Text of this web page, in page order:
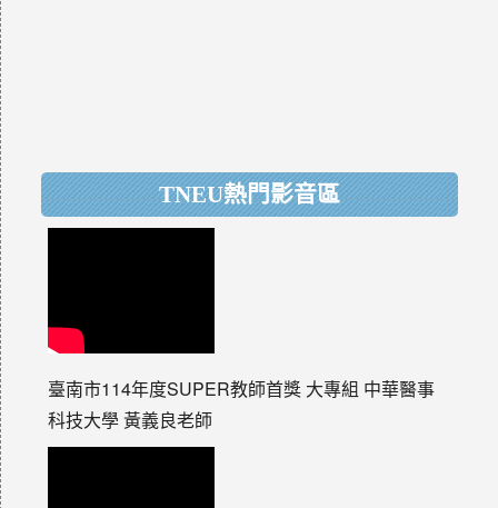
TNEU熱門影音區
臺南市114年度SUPER教師首獎 大專組 中華醫事
科技大學 黃義良老師